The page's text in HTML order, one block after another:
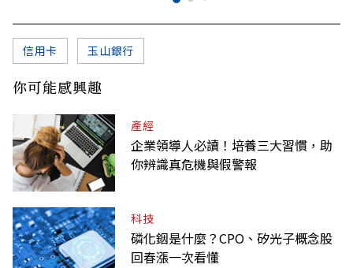
信用卡 玉山銀行
你可能感興趣
產經
企業領導人必讀！培養三大習慣，助
你辨識真危機與假警報
科技
磷化銦是什麼？CPO、矽光子概念股
回春漲一次看懂